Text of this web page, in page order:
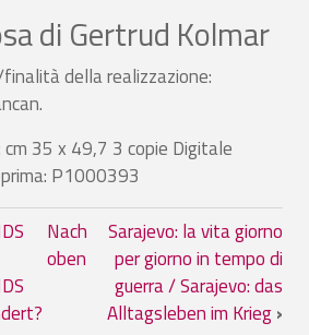
di Gertrud Kolmar
della realizzazione:
35 x 49,7 3 copie Digitale
P1000393
im Buch Poesia
Nach
oben
Sarajevo: la vita giorno
per giorno in tempo di
guerra / Sarajevo: das
Alltagsleben im Krieg›